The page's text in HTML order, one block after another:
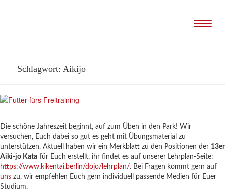
Schlagwort:Aikijo
Die schöne Jahreszeit beginnt, auf zum Üben in den Park! Wir
versuchen, Euch dabei so gut es geht mit Übungsmaterial zu
unterstützen. Aktuell haben wir ein Merkblatt zu den Positionen der 13er
Aiki-jo Kata für Euch erstellt, ihr findet es auf unserer Lehrplan-Seite:
https://www.kikentai.berlin/dojo/lehrplan/. Bei Fragen kommt gern auf
uns zu, wir empfehlen Euch gern individuell passende Medien für Euer
Studium.